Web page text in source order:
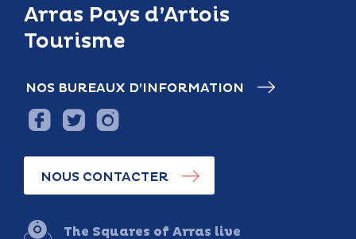
Arras Pays d’Artois
Tourisme
NOS BUREAUX D’INFORMATION
NOUS CONTACTER
The Squares of Arras live